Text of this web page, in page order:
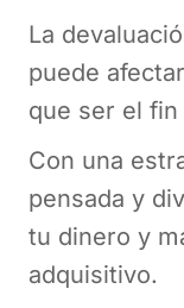
La
puede
que ser el
Con una
pensada y
tu dinero y
adquisitivo.